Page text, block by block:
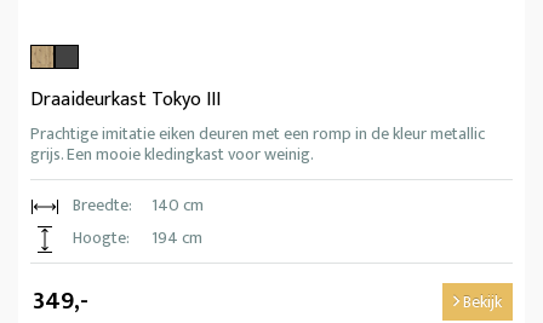
Draaideurkast Tokyo III
Prachtige imitatie eiken deuren met een romp in de kleur metallic
grijs. Een mooie kledingkast voor weinig.
Breedte:
140 cm
Hoogte:
194 cm
349,- Bekijk